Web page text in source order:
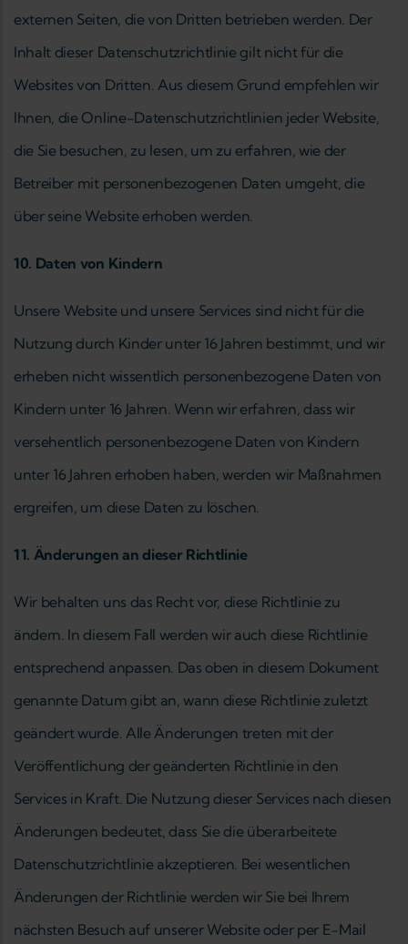
externen Seiten, die von Dritten betrieben werden. Der
Inhalt dieser Datenschutzrichtlinie gilt nicht für die
Websites von Dritten. Aus diesem Grund empfehlen wir
Ihnen, die Online-Datenschutzrichtlinien jeder Website,
die Sie besuchen, zu lesen, um zu erfahren, wie der
Betreiber mit personenbezogenen Daten umgeht, die
über seine Website erhoben werden.
10. Daten von Kindern
Unsere Website und unsere Services sind nicht für die
Nutzung durch Kinder unter 16 Jahren bestimmt, und wir
erheben nicht wissentlich personenbezogene Daten von
Kindern unter 16 Jahren. Wenn wir erfahren, dass wir
versehentlich personenbezogene Daten von Kindern
unter 16 Jahren erhoben haben, werden wir Maßnahmen
ergreifen, um diese Daten zu löschen.
11. Änderungen an dieser Richtlinie
Wir behalten uns das Recht vor, diese Richtlinie zu
ändern. In diesem Fall werden wir auch diese Richtlinie
entsprechend anpassen. Das oben in diesem Dokument
genannte Datum gibt an, wann diese Richtlinie zuletzt
geändert wurde. Alle Änderungen treten mit der
Veröffentlichung der geänderten Richtlinie in den
Services in Kraft. Die Nutzung dieser Services nach diesen
Änderungen bedeutet, dass Sie die überarbeitete
Datenschutzrichtlinie akzeptieren. Bei wesentlichen
Änderungen der Richtlinie werden wir Sie bei Ihrem
nächsten Besuch auf unserer Website oder per E-Mail